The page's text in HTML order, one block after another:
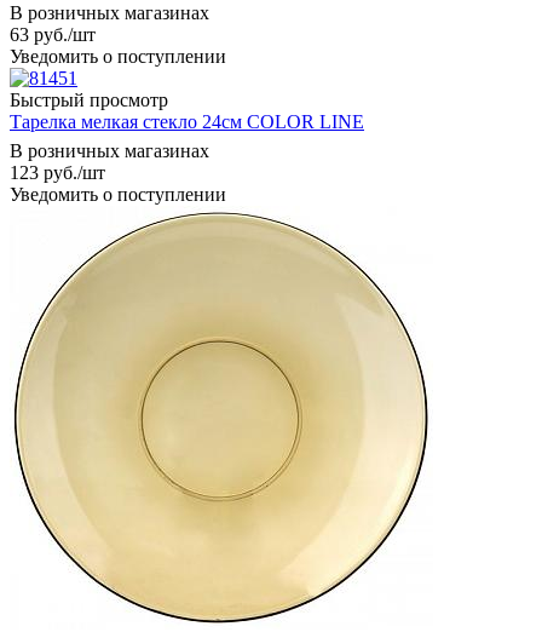
В розничных магазинах
63 руб./шт
Уведомить о поступлении
Быстрый просмотр
Тарелка мелкая стекло 24см COLOR LINE
В розничных магазинах
123 руб./шт
Уведомить о поступлении